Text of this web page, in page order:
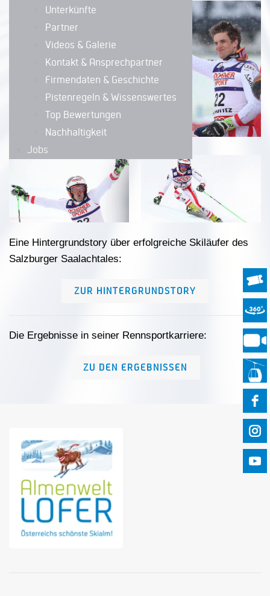
Unterkünfte
Partner
Videos & Galerie
Kontakt & Ansprechpartner
Firmendaten & Geschichte
Pistenregeln & Wissenswertes
Top Bewertungen
Nachhaltigkeit
Jobs
Eine Hintergrundstory über erfolgreiche Skiläufer des
Salzburger Saalachtales:
ZUR HINTERGRUNDSTORY
Die Ergebnisse in seiner Rennsportkarriere:
ZU DEN ERGEBNISSEN